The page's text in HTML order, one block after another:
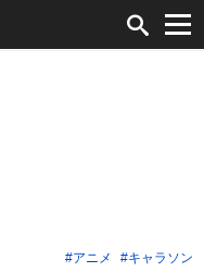
#アニメ
#キャラソン